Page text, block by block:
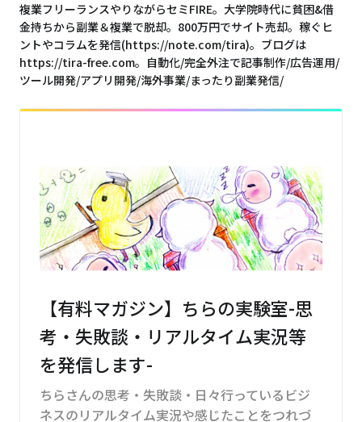
複業フリーランスやりながらセミFIRE。大学院時代に貧困&借
金持ちから副業＆複業で脱却。800万円でサイト売却。稼ぐヒ
ントやコラムを発信(https://note.com/tira)。ブログは
https://tira-free.com。自動化/完全外注で記事制作/広告運用/
ツール開発/アプリ開発/海外事業/まったり副業発信/
【有料マガジン】ちらの実験室-思
考・失敗談・リアルタイム実況等
を発信します-
ちらさんの思考・失敗談・日々行っているビジ
ネスのリアルタイム実況や感じたことをつれづ